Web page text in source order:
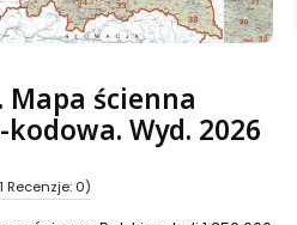
Mapa ścienna
Wyd. 2026
Recenzje: 0)